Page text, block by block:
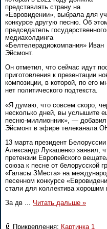
представлять страну на
«Евровидении», выбрала для
конкурсе другую песню. Об
председатель государственного
медиахолдинга
«Белтелерадиокомпания» Иван
Эйсмонт.
Он отметил, что сейчас идут
приготовления к презентации
композиции, в которой, по его
нет политического подтекста.
«Я думаю, что совсем скоро,
несколько дней, вы услышите
песню-миллионник», — добавил
Эйсмонт в эфире телеканала
13 марта президент Белоруссии
Александр Лукашенко заявил,
претензии Европейского
союза к песне от белорусской
«Галасы ЗМеста» на
песенном конкурсе
стали для коллектива хорошим
За дв ... Читать дальше »
Прикрепления: Картинка 1